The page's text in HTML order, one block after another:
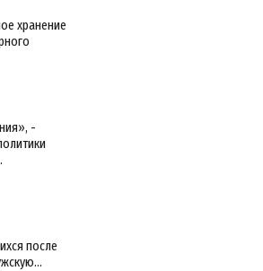
хранение
-
после